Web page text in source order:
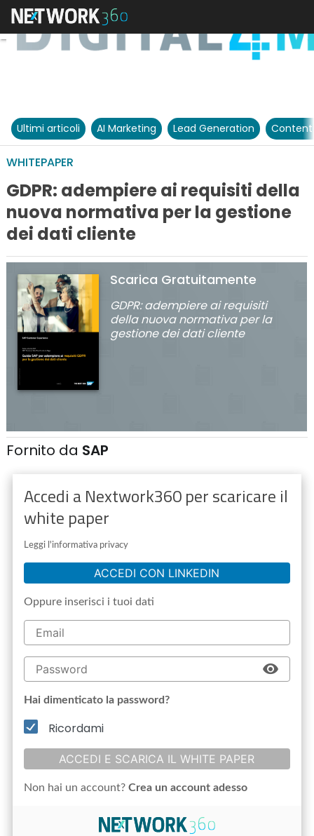
Ultimi articoli AI Marketing Lead Generation
WHITEPAPER
GDPR: adempiere ai requisiti della
nuova normativa per la gestione
dei dati cliente
Scarica Gratuitamente
GDPR: adempiere ai requisiti
della nuova normativa per la
gestione dei dati cliente
Fornito da SAP
Accedi a Nextwork360 per scaricare il
white paper
Leggi l'informativa privacy
ACCEDI CON LINKEDIN
Oppure inserisci i tuoi dati
Hai dimenticato la password?
Ricordami
ACCEDI E SCARICA IL WHITE PAPER
Non hai un account?Crea un account adesso